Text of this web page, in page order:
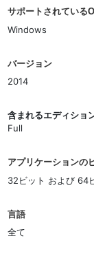
サポートされている
Windows
バージョン
2014
含まれるエディショ
Full
アプリケーションの
32ビット および 64
言語
全て